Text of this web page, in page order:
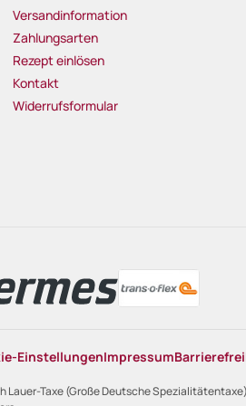
Versandinformation
Zahlungsarten
Rezept einlösen
Kontakt
Widerrufsformular
EinstellungenImpressum
Lauer-Taxe (Große Deutsche Spezialitätentaxe)